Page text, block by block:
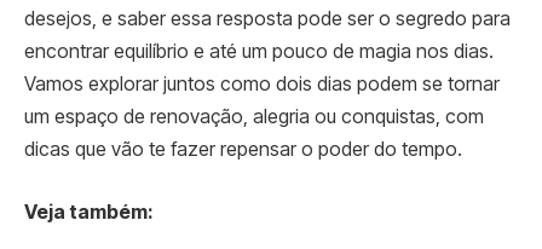
desejos, e saber essa resposta pode ser o segredo para
encontrar equilíbrio e até um pouco de magia nos dias.
Vamos explorar juntos como dois dias podem se tornar
um espaço de renovação, alegria ou conquistas, com
dicas que vão te fazer repensar o poder do tempo.
Veja também: